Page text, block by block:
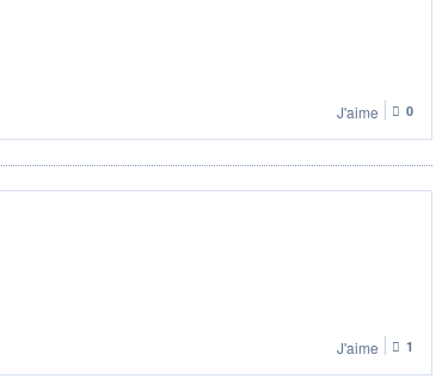
J'aime 0
J'aime 1